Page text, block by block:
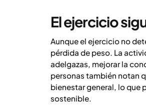
El ejercicio
Aunque el ejercicio no
pérdida de peso. La
adelgazas, mejorar la
personas también notan
bienestar general, lo que
sostenible.